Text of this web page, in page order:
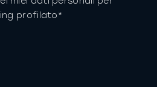
profilato*